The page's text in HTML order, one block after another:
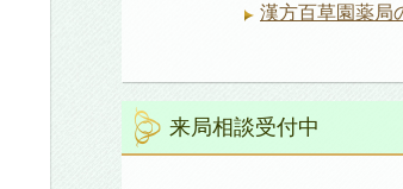
漢方百草園薬局
来局相談受付中